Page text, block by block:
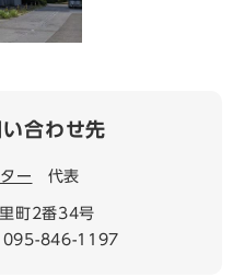
合わせ先
ー 代表
町2番34号
095-846-1197